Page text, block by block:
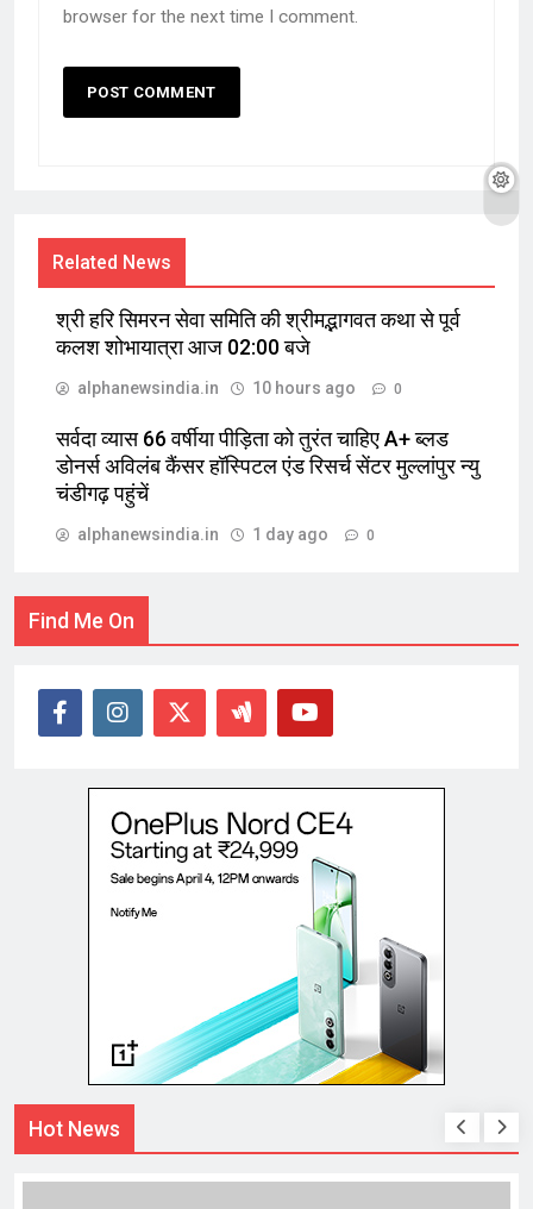
browser for the next time I comment.
Related News
श्री हरि सिमरन सेवा समिति की श्रीमद्भागवत कथा से पूर्व
कलश शोभायात्रा आज 02:00 बजे
alphanewsindia.in 10 hours ago 0
सर्वदा व्यास 66 वर्षीया पीड़िता को तुरंत चाहिए A+ ब्लड
डोनर्स अविलंब कैंसर हॉस्पिटल एंड रिसर्च सेंटर मुल्लांपुर न्यु
चंडीगढ़ पहुंचें
alphanewsindia.in 1 day ago 0
Find Me On
Hot News